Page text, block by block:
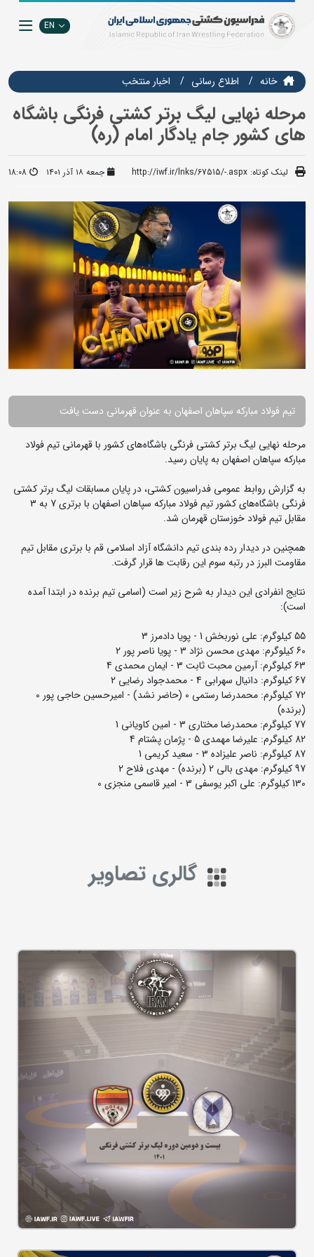
EN
خانه اطلاع رسانی اخبار منتخب
مرحله نهایی لیگ برتر کشتی فرنگی باشگاه
های کشور جام یادگار امام (ره)
لینک کوتاه: http://iwf.ir/lnks/67515/-.aspx جمعه ۱۸ آذر ۱۴۰۱ 18:08
تیم فولاد مبارکه سپاهان اصفهان به عنوان قهرمانی دست یافت
مرحله نهایی لیگ برتر کشتی فرنگی باشگاه‌های کشور با قهرمانی تیم فولاد
مبارکه سپاهان اصفهان به پایان رسید.
به گزارش روابط عمومی فدراسیون کشتی، در پایان مسابقات لیگ برتر کشتی
فرنگی باشگاه‌های کشور تیم فولاد مبارکه سپاهان اصفهان با برتری 7 به 3
مقابل تیم فولاد خوزستان قهرمان شد.
همچنین در دیدار رده بندی تیم دانشگاه آزاد اسلامی قم با برتری مقابل تیم
مقاومت البرز در رتبه سوم این رقابت ها قرار گرفت.
نتایج انفرادی این دیدار به شرح زیر است (اسامی تیم برنده در ابتدا آمده
است):
55 کیلوگرم: علی نوربخش 1 - پویا دادمرز 3
60 کیلوگرم: مهدی محسن نژاد 3 - پویا ناصر پور 2
63 کیلوگرم: آرمین محبت ثابت 3 - ایمان محمدی 4
67 کیلوگرم: دانیال سهرابی 4 - محمدجواد رضایی 2
72 کیلوگرم: محمدرضا رستمی 0 (حاضر نشد) - امیرحسین حاجی پور 0
(برنده)
77 کیلوگرم: محمدرضا مختاری 3 - امین کاویانی 1
82 کیلوگرم: علیرضا مهمدی 5 - پژمان پشتام 4
87 کیلوگرم: ناصر علیزاده 3 - سعید کریمی 1
97 کیلوگرم: مهدی بالی 2 (برنده) - مهدی فلاح 2
130 کیلوگرم: علی اکبر یوسفی 3 - امیر قاسمی منجزی 0
گالری تصاویر